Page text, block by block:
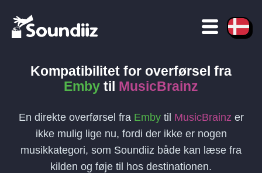
Kompatibilitet for overførsel fra
Emby til MusicBrainz
En direkte overførsel fra Embytil MusicBrainz er
ikke mulig lige nu, fordi der ikke er nogen
musikkategori, som Soundiiz både kan læse fra
kilden og føje til hos destinationen.